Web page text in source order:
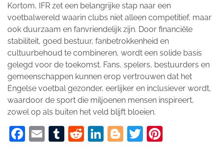
Kortom, IFR zet een belangrijke stap naar een
voetbalwereld waarin clubs niet alleen competitief, maar
ook duurzaam en fanvriendelijk zijn. Door financiële
stabiliteit, goed bestuur, fanbetrokkenheid en
cultuurbehoud te combineren, wordt een solide basis
gelegd voor de toekomst. Fans, spelers, bestuurders en
gemeenschappen kunnen erop vertrouwen dat het
Engelse voetbal gezonder, eerlijker en inclusiever wordt,
waardoor de sport die miljoenen mensen inspireert,
zowel op als buiten het veld blijft bloeien.
Facebook
EmailTumblr
Reddit
LinkedIn
Blogger
Twitter